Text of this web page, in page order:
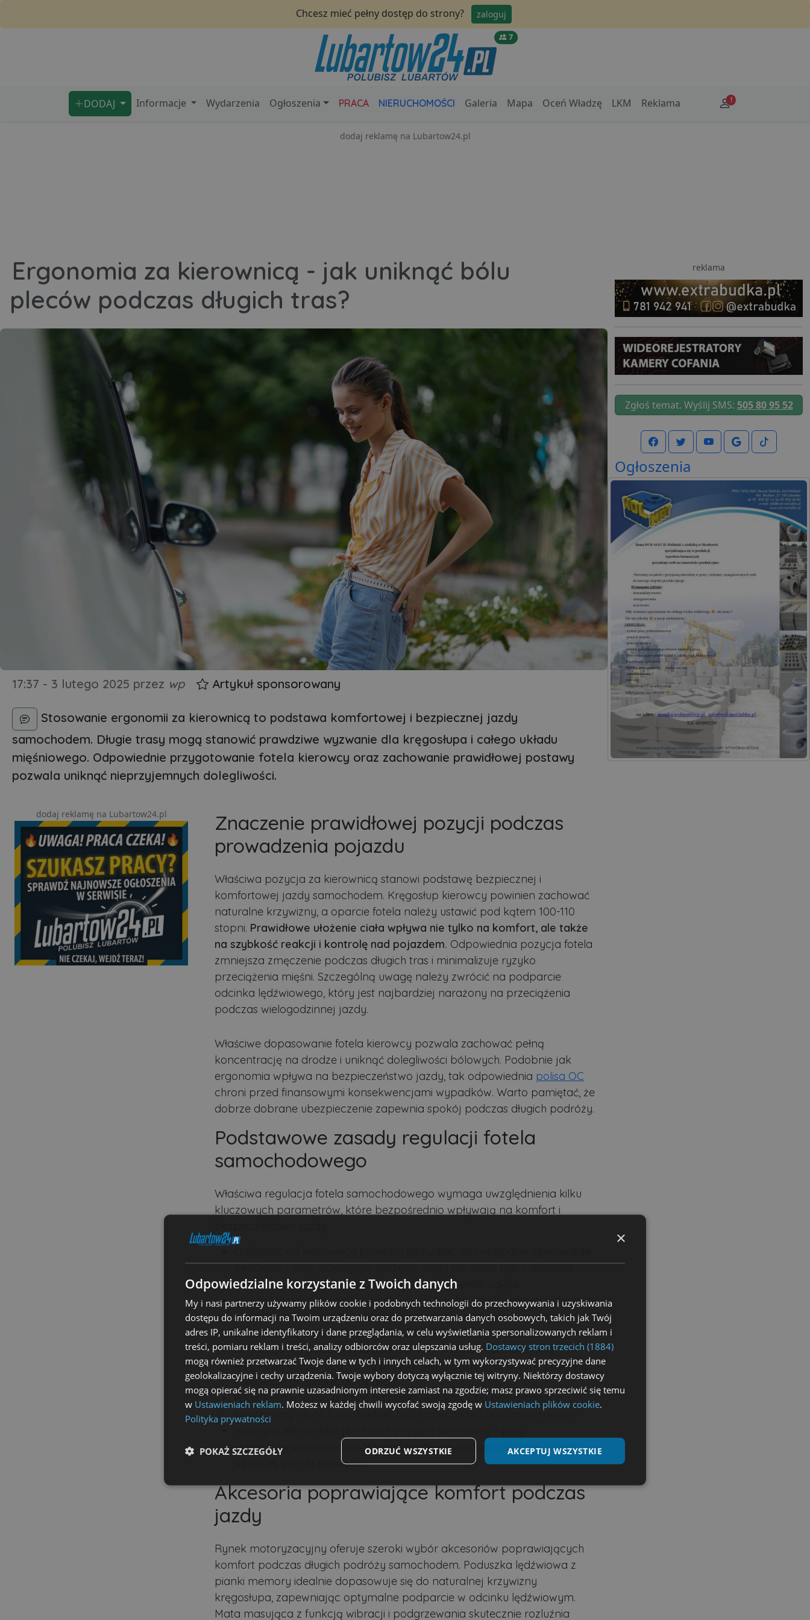
Chcesz mieć pełny dostęp do strony? zaloguj
7
DODAJ Informacje Wydarzenia Ogłoszenia PRACA NIERUCHOMOŚCI Galeria Mapa Oceń Władzę LKM Reklama !
dodaj reklamę na Lubartow24.pl
Ergonomia za kierownicą - jak uniknąć bólu
pleców podczas długich tras?
17:37 - 3 lutego 2025 przez wp Artykuł sponsorowany
Stosowanie ergonomii za kierownicą to podstawa komfortowej i bezpiecznej jazdy
samochodem. Długie trasy mogą stanowić prawdziwe wyzwanie dla kręgosłupa i całego układu
mięśniowego. Odpowiednie przygotowanie fotela kierowcy oraz zachowanie prawidłowej postawy
pozwala uniknąć nieprzyjemnych dolegliwości.
dodaj reklamę na Lubartow24.pl
Znaczenie prawidłowej pozycji podczas
prowadzenia pojazdu
Właściwa pozycja za kierownicą stanowi podstawę bezpiecznej i
komfortowej jazdy samochodem. Kręgosłup kierowcy powinien zachować
naturalne krzywizny, a oparcie fotela należy ustawić pod kątem 100-110
stopni. Prawidłowe ułożenie ciała wpływa nie tylko na komfort, ale także
na szybkość reakcji i kontrolę nad pojazdem. Odpowiednia pozycja fotela
zmniejsza zmęczenie podczas długich tras i minimalizuje ryzyko
przeciążenia mięśni. Szczególną uwagę należy zwrócić na podparcie
odcinka lędźwiowego, który jest najbardziej narażony na przeciążenia
podczas wielogodzinnej jazdy.
Właściwe dopasowanie fotela kierowcy pozwala zachować pełną
koncentrację na drodze i uniknąć dolegliwości bólowych. Podobnie jak
ergonomia wpływa na bezpieczeństwo jazdy, tak odpowiednia polisa OC
chroni przed finansowymi konsekwencjami wypadków. Warto pamiętać, że
dobrze dobrane ubezpieczenie zapewnia spokój podczas długich podróży.
Podstawowe zasady regulacji fotela
samochodowego
Właściwa regulacja fotela samochodowego wymaga uwzględnienia kilku
kluczowych parametrów, które bezpośrednio wpływają na komfort i
pedałami - przy wciśniętym sprzęgle noga nie może być całkowicie
wyprostowana, a kolana powinny pozostać lekko ugięte.
Wysokość siedziska należy dostosować tak, by między głową a dachem
pozostawała przestrzeń szerokości około trzech palców, co zapewnia
odpowiednią widoczność i swobodę ruchów.
Regulacja kąta nachylenia oparcia musi uwzględniać naturalną
krzywiznę kręgosłupa - przy prawidłowym ustawieniu łopatki powinny
całkowicie przylegać do oparcia.
Podłokietniki warto ustawić na takiej wysokości, by przedramiona
spoczywały na nich swobodnie, bez konieczności unoszenia ramion.
wyprostowanych ramionach nadgarstki powinny swobodnie opierać
się na jej górnej krawędzi.
Akcesoria poprawiające komfort podczas
jazdy
Rynek motoryzacyjny oferuje szeroki wybór akcesoriów poprawiających
komfort podczas długich podróży samochodem. Poduszka lędźwiowa z
pianki memory idealnie dopasowuje się do naturalnej krzywizny
kręgosłupa, zapewniając optymalne podparcie w odcinku lędźwiowym.
Mata masująca z funkcją wibracji i podgrzewania skutecznie rozluźnia
reklama
Zgłoś temat. Wyślij SMS: 505 80 95 52
Ogłoszenia
×
Odpowiedzialne korzystanie z Twoich danych
My i nasi partnerzy używamy plików cookie i podobnych technologii do przechowywania i uzyskiwania
dostępu do informacji na Twoim urządzeniu oraz do przetwarzania danych osobowych, takich jak Twój
adres IP, unikalne identyfikatory i dane przeglądania, w celu wyświetlania spersonalizowanych reklam i
treści, pomiaru reklam i treści, analizy odbiorców oraz ulepszania usług. Dostawcy stron trzecich (1884)
mogą również przetwarzać Twoje dane w tych i innych celach, w tym wykorzystywać precyzyjne dane
geolokalizacyjne i cechy urządzenia. Twoje wybory dotyczą wyłącznie tej witryny. Niektórzy dostawcy
mogą opierać się na prawnie uzasadnionym interesie zamiast na zgodzie; masz prawo sprzeciwić się temu
w Ustawieniach reklam. Możesz w każdej chwili wycofać swoją zgodę w Ustawieniach plików cookie.
Polityka prywatności
AKCEPTUJ WSZYSTKIE
ODRZUĆ WSZYSTKIE
POKAŻ SZCZEGÓŁY
Niezbędne Wydajność Targetowanie Funkcjonalność Niesklasyfikowane
Niezbędne Wydajność Targetowanie Funkcjonalność Niesklasyfikowane
Niezbędne pliki cookie umożliwiają korzystanie z podstawowych funkcji strony internetowej, takich jak logowanie użytkownika i
zarządzanie kontem. Bez niezbędnych plików cookie nie można prawidłowo korzystać ze strony internetowej.